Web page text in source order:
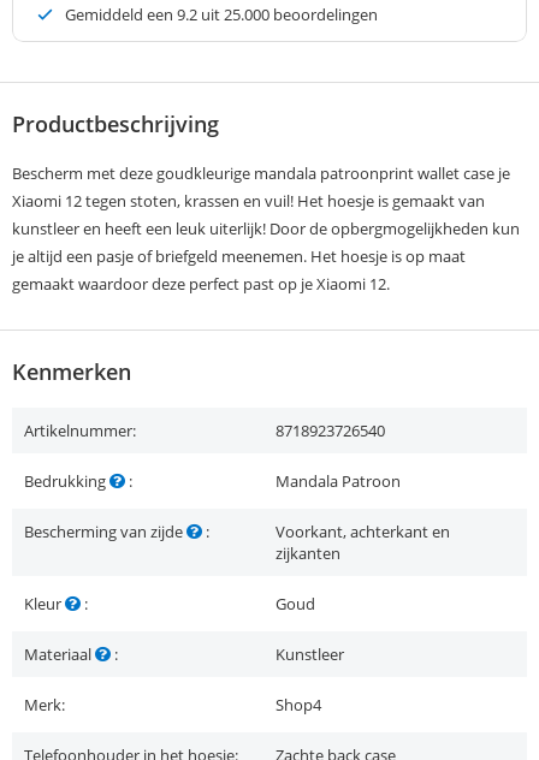
Gemiddeld een 9.2 uit 25.000 beoordelingen
Productbeschrijving
Bescherm met deze goudkleurige mandala patroonprint wallet case je
Xiaomi 12 tegen stoten, krassen en vuil! Het hoesje is gemaakt van
kunstleer en heeft een leuk uiterlijk! Door de opbergmogelijkheden kun
je altijd een pasje of briefgeld meenemen. Het hoesje is op maat
gemaakt waardoor deze perfect past op je Xiaomi 12.
Kenmerken
Artikelnummer: 8718923726540
Bedrukking : Mandala Patroon
Bescherming van zijde :
Voorkant, achterkant en
zijkanten
Kleur : Goud
Materiaal : Kunstleer
Merk: Shop4
Telefoonhouder in het hoesje: Zachte back case